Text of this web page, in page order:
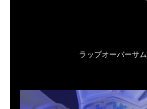
ラップオーバーサム